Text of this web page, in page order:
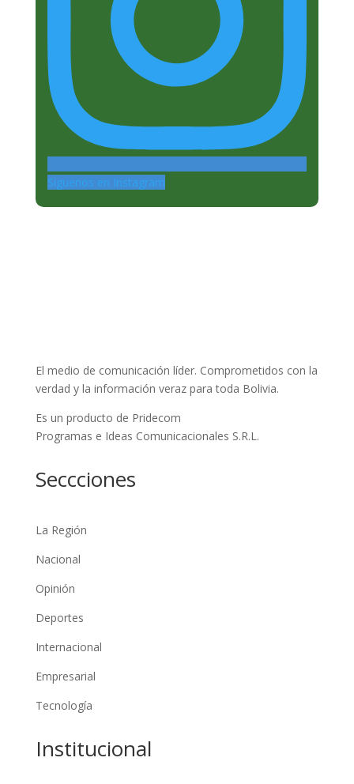
Siguenos en Instagram
El medio de comunicación líder. Comprometidos con la
verdad y la información veraz para toda Bolivia.
Es un producto de Pridecom
Programas e Ideas Comunicacionales S.R.L.
Seccciones
La Región
Nacional
Opinión
Deportes
Internacional
Empresarial
Tecnología
Institucional